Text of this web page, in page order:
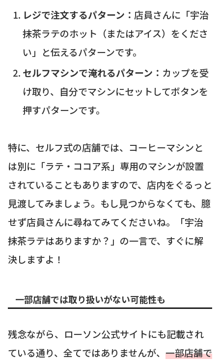
レジで注文するパターン： 店員さんに「宇治
抹茶ラテのホット（またはアイス）をくださ
い」と伝えるパターンです。
セルフマシンで淹れるパターン： カップを受
け取り、自分でマシンにセットしてボタンを
押すパターンです。
特に、セルフ式の店舗では、コーヒーマシンと
は別に「ラテ・ココア系」専用のマシンが設置
されていることもありますので、店内をぐるっと
見渡してみましょう。もし見つからなくても、臆
せず店員さんに尋ねてみてくださいね。「宇治
抹茶ラテはありますか？」の一言で、すぐに解
決しますよ！
一部店舗では取り扱いがない可能性も
残念ながら、ローソン公式サイトにも記載され
ている通り、全てではありませんが、 一部店舗で